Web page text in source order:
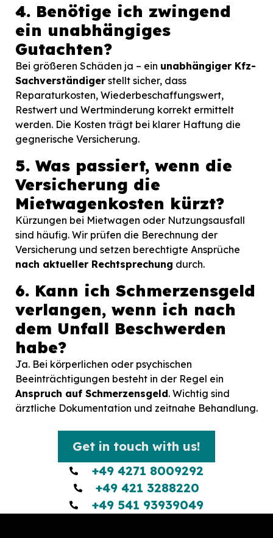
4. Benötige ich zwingend
ein unabhängiges
Gutachten?
Bei größeren Schäden ja – ein unabhängiger Kfz-
Sachverständiger stellt sicher, dass
Reparaturkosten, Wiederbeschaffungswert,
Restwert und Wertminderung korrekt ermittelt
werden. Die Kosten trägt bei klarer Haftung die
gegnerische Versicherung.
5. Was passiert, wenn die
Versicherung die
Mietwagenkosten kürzt?
Kürzungen bei Mietwagen oder Nutzungsausfall
sind häufig. Wir prüfen die Berechnung der
Versicherung und setzen berechtigte Ansprüche
nach aktueller Rechtsprechung durch.
6. Kann ich Schmerzensgeld
verlangen, wenn ich nach
dem Unfall Beschwerden
habe?
Ja. Bei körperlichen oder psychischen
Beeinträchtigungen besteht in der Regel ein
Anspruch auf Schmerzensgeld. Wichtig sind
ärztliche Dokumentation und zeitnahe Behandlung.
Get in touch with us!
+49 4271 8009292
+49 421 3288220
+49 541 93939049